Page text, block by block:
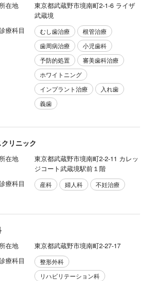
所在地
東京都武蔵野市境南町2-1-6 ライザ
武蔵境
療科目
むし歯治療
根管治療
歯周病治療
小児歯科
予防的処置
審美歯科治療
ホワイトニング
インプラント治療
入れ歯
義歯
リニック
所在地
東京都武蔵野市境南町2-2-11 カレッ
ジコート武蔵境駅前１階
療科目
産科 婦人科 不妊治療
所在地
東京都武蔵野市境南町2-27-17
療科目
整形外科
リハビリテーション科